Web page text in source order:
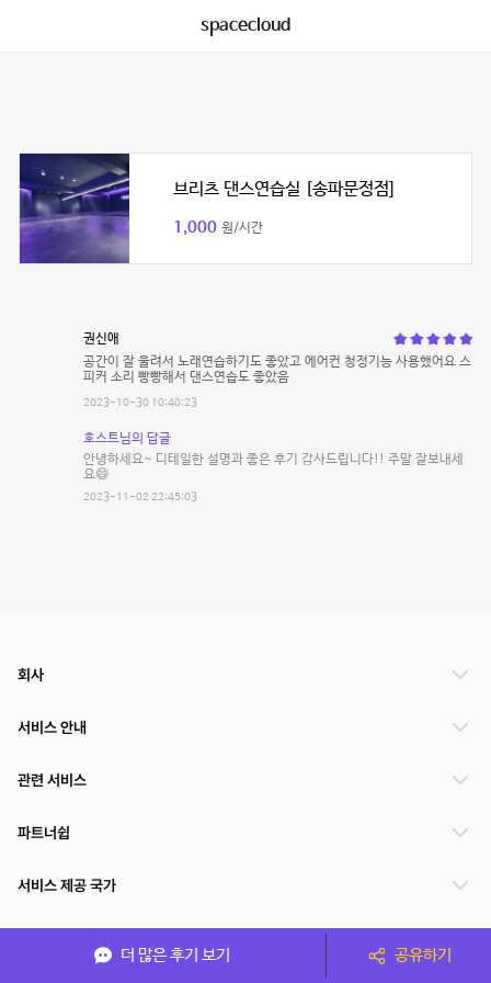
spacecloud
브리츠 댄스연습실 [송파문정점]
1,000 원/시간
권신애
공간이 잘 울려서 노래연습하기도 좋았고 에어컨 청정기능 사용했어요 스
피커 소리 빵빵해서 댄스연습도 좋았음
2023-10-30 10:40:23
호스트님의 답글
안녕하세요~ 디테일한 설명과 좋은 후기 감사드립니다!! 주말 잘보내세
요😄
2023-11-02 22:45:03
더 많은 후기 보기 공유하기
회사
서비스 안내
관련 서비스
파트너쉽
서비스 제공 국가
(주)NSPACE 사업자정보